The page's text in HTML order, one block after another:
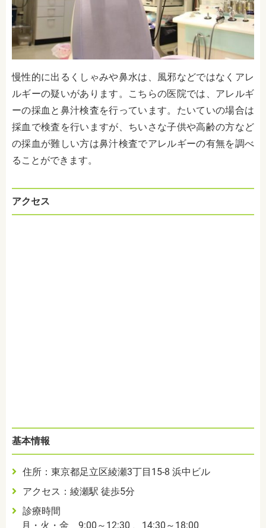
慢性的に出るくしゃみや鼻水は、風邪などではなくアレ
ルギーの疑いがあります。こちらの医院では、アレルギ
ーの採血と鼻汁検査を行っています。たいていの場合は
採血で検査を行いますが、ちいさな子供や高齢の方など
の採血が難しい方は鼻汁検査でアレルギーの有無を調べ
ることができます。
アクセス
基本情報
住所：東京都足立区綾瀬3丁目15-8 浜中ビル
アクセス：綾瀬駅 徒歩5分
診療時間
月・火・金 9:00～12:30 、14:30～18:00